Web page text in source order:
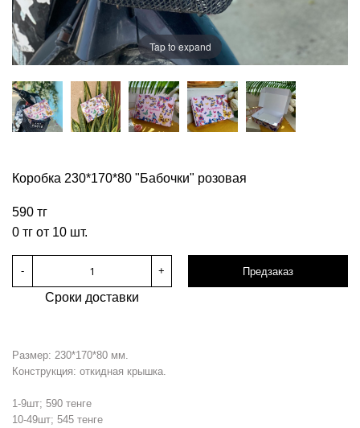
Tap to expand
Коробка 230*170*80 "Бабочки" розовая
590 тг
0 тг от 10 шт.
- + Предзаказ
Сроки доставки
Размер: 230*170*80 мм.
Конструкция: откидная крышка.
1-9шт; 590 тенге
10-49шт; 545 тенге